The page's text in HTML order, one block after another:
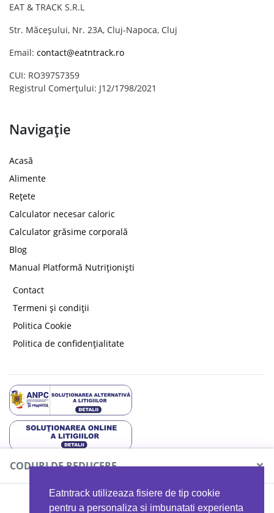
Eatntrack utilizeaza fisiere de tip cookie
pentru a personaliza si imbunatati experienta
EAT & TRACK S.R.L
Str. Măceșului, Nr. 23A, Cluj-Napoca, Cluj
Email: contact@eatntrack.ro
CUI: RO39757359
Registrul Comerțului: J12/1798/2021
Navigație
Acasă
Alimente
Rețete
Calculator necesar caloric
Calculator grăsime corporală
Blog
Manual Platformă Nutriționiști
Contact
Termeni și condiții
Politica Cookie
Politica de confidențialitate
Copyright © 2026 EAT & TRACK S.R.L
CODURI DE REDUCERE ×